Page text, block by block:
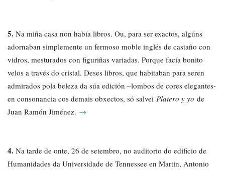
5. Na miña casa non había libros. Ou, para ser exactos, algúns
adornaban simplemente un fermoso moble inglés de castaño con
vidros, mesturados con figuriñas variadas. Porque facía bonito
velos a través do cristal. Deses libros, que habitaban para seren
admirados pola beleza da súa edición –lombos de cores elegantes-
en consonancia cos demais obxectos, só salvei Platero y yo de
Juan Ramón Jiménez. →
4. Na tarde de onte, 26 de setembro, no auditorio do edificio de
Humanidades da Universidade de Tennessee en Martin, Antonio